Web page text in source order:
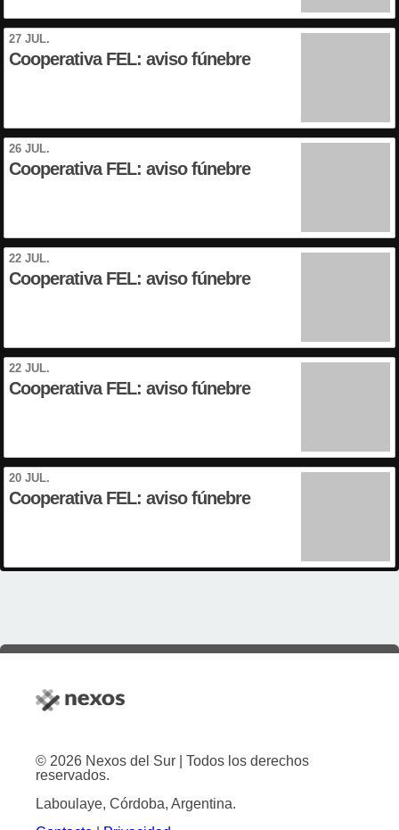
27 JUL.
Cooperativa FEL: aviso fúnebre
26 JUL.
Cooperativa FEL: aviso fúnebre
22 JUL.
Cooperativa FEL: aviso fúnebre
22 JUL.
Cooperativa FEL: aviso fúnebre
20 JUL.
Cooperativa FEL: aviso fúnebre
© 2026 Nexos del Sur | Todos los derechos
reservados.
Laboulaye, Córdoba, Argentina.